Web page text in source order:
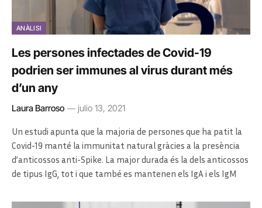
ANÀLISI
Les persones infectades de Covid-19
podrien ser immunes al virus durant més
d’un any
Laura Barroso julio 13, 2021
Un estudi apunta que la majoria de persones que ha patit la
Covid-19 manté la immunitat natural gràcies a la presència
d’anticossos anti-Spike. La major durada és la dels anticossos
de tipus IgG, tot i que també es mantenen els IgA i els IgM